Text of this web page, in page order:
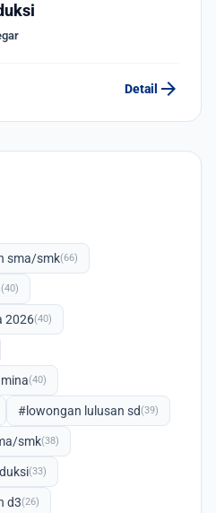
Detail arrow_forward
sma/smk(66)
(40)
2026(40)
(40)
#lowongan lulusan sd(39)
smk(38)
(33)
d3(26)